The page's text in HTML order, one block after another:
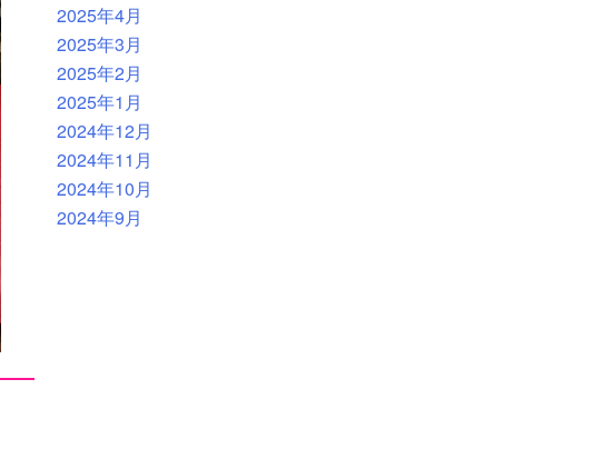
2025年4月
2025年3月
2025年2月
2025年1月
2024年12月
2024年11月
2024年10月
2024年9月